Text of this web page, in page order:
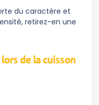
du caractère et
retirez-en une
de la cuisson